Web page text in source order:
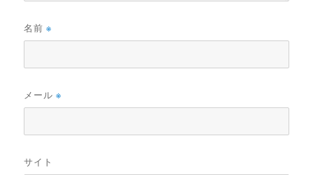
名前※
メール※
サイト